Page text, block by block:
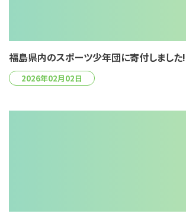
福島県内のスポーツ少年団に寄付しました
2026年02月02日